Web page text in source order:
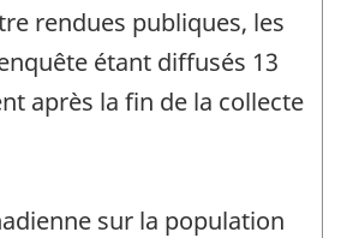
rendues publiques, les
étant diffusés 13
après la fin de la collecte
sur la population